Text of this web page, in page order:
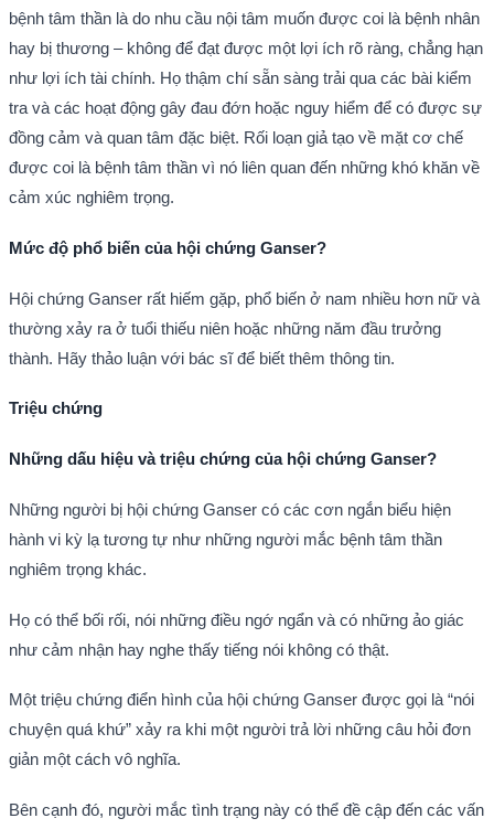
bệnh tâm thần là do nhu cầu nội tâm muốn được coi là bệnh nhân
hay bị thương – không để đạt được một lợi ích rõ ràng, chẳng hạn
như lợi ích tài chính. Họ thậm chí sẵn sàng trải qua các bài kiểm
tra và các hoạt động gây đau đớn hoặc nguy hiểm để có được sự
đồng cảm và quan tâm đặc biệt. Rối loạn giả tạo về mặt cơ chế
được coi là bệnh tâm thần vì nó liên quan đến những khó khăn về
cảm xúc nghiêm trọng.
Mức độ phổ biến của hội chứng Ganser?
Hội chứng Ganser rất hiếm gặp, phổ biến ở nam nhiều hơn nữ và
thường xảy ra ở tuổi thiếu niên hoặc những năm đầu trưởng
thành. Hãy thảo luận với bác sĩ để biết thêm thông tin.
Triệu chứng
Những dấu hiệu và triệu chứng của hội chứng Ganser?
Những người bị hội chứng Ganser có các cơn ngắn biểu hiện
hành vi kỳ lạ tương tự như những người mắc bệnh tâm thần
nghiêm trọng khác.
Họ có thể bối rối, nói những điều ngớ ngẩn và có những ảo giác
như cảm nhận hay nghe thấy tiếng nói không có thật.
Một triệu chứng điển hình của hội chứng Ganser được gọi là “nói
chuyện quá khứ” xảy ra khi một người trả lời những câu hỏi đơn
giản một cách vô nghĩa.
Bên cạnh đó, người mắc tình trạng này có thể đề cập đến các vấn